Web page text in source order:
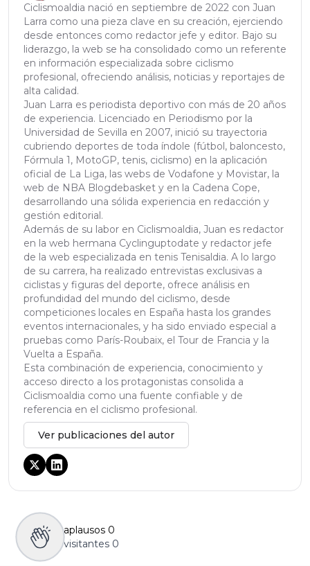
Ciclismoaldia nació en septiembre de 2022 con Juan
Larra como una pieza clave en su creación, ejerciendo
desde entonces como redactor jefe y editor. Bajo su
liderazgo, la web se ha consolidado como un referente
en información especializada sobre ciclismo
profesional, ofreciendo análisis, noticias y reportajes de
alta calidad.
Juan Larra es periodista deportivo con más de 20 años
de experiencia. Licenciado en Periodismo por la
Universidad de Sevilla en 2007, inició su trayectoria
cubriendo deportes de toda índole (fútbol, baloncesto,
Fórmula 1, MotoGP, tenis, ciclismo) en la aplicación
oficial de La Liga, las webs de Vodafone y Movistar, la
web de NBA Blogdebasket y en la Cadena Cope,
desarrollando una sólida experiencia en redacción y
gestión editorial.
Además de su labor en Ciclismoaldia, Juan es redactor
en la web hermana Cyclinguptodate y redactor jefe
de la web especializada en tenis Tenisaldia. A lo largo
de su carrera, ha realizado entrevistas exclusivas a
ciclistas y figuras del deporte, ofrece análisis en
profundidad del mundo del ciclismo, desde
competiciones locales en España hasta los grandes
eventos internacionales, y ha sido enviado especial a
pruebas como París-Roubaix, el Tour de Francia y la
Vuelta a España.
Esta combinación de experiencia, conocimiento y
acceso directo a los protagonistas consolida a
Ciclismoaldia como una fuente confiable y de
referencia en el ciclismo profesional.
Ver publicaciones del autor
aplausos 0
visitantes 0